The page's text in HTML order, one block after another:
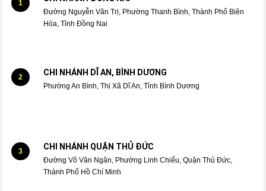
1
Đường Nguyễn Văn Trị, Phường Thanh Bình, Thành Phố Biên
Hòa, Tỉnh Đồng Nai
2 CHI NHÁNH DĨ AN, BÌNH DƯƠNG
Phường An Bình, Thị Xã Dĩ An, Tỉnh Bình Dương
3 CHI NHÁNH QUẬN THỦ ĐỨC
Đường Võ Văn Ngân, Phường Linh Chiểu, Quận Thủ Đức,
Thành Phố Hồ Chí Minh